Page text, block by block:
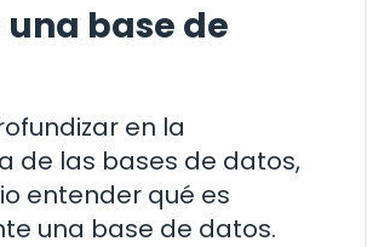
una base de
en la
de las bases de datos,
entender qué es
una base de datos.